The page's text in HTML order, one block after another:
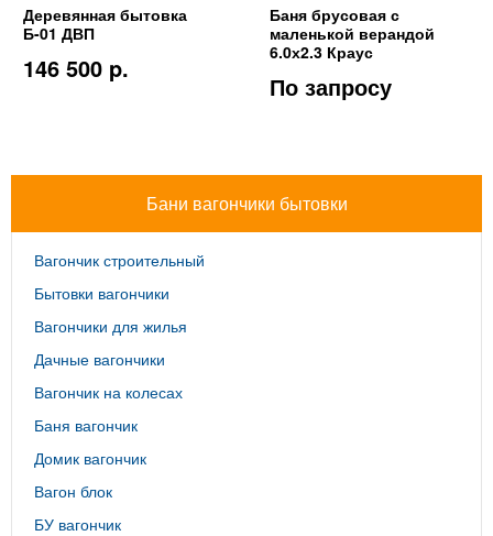
Деревянная бытовка
Б-01 ДВП
146 500 p.
Баня брусовая с
маленькой верандой
6.0х2.3 Краус
По запросу
Бани вагончики бытовки
Вагончик строительный
Бытовки вагончики
Вагончики для жилья
Дачные вагончики
Вагончик на колесах
Баня вагончик
Домик вагончик
Вагон блок
БУ вагончик